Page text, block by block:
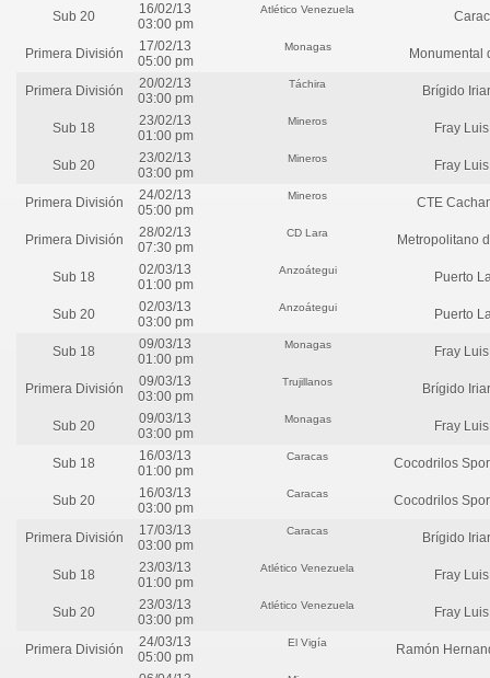
Sub 20
16/02/13
03:00 pm
Atlético Venezuela
Primera División
17/02/13
05:00 pm
Monagas Monumental
Primera División
20/02/13
03:00 pm
Táchira Brígido
Sub 18
23/02/13
01:00 pm
Mineros Fray
Sub 20
23/02/13
03:00 pm
Mineros Fray
Primera División
24/02/13
05:00 pm
Mineros CTE
Primera División
28/02/13
07:30 pm
CD Lara Metropolitano
Sub 18
02/03/13
01:00 pm
Anzoátegui Puerto
Sub 20
02/03/13
03:00 pm
Anzoátegui Puerto
Sub 18
09/03/13
01:00 pm
Monagas Fray
Primera División
09/03/13
03:00 pm
Trujillanos Brígido
Sub 20
09/03/13
03:00 pm
Monagas Fray
Sub 18
16/03/13
01:00 pm
Caracas Cocodrilos
Sub 20
16/03/13
03:00 pm
Caracas Cocodrilos
Primera División
17/03/13
03:00 pm
Caracas Brígido
Sub 18
23/03/13
01:00 pm
Atlético Venezuela Fray
Sub 20
23/03/13
03:00 pm
Atlético Venezuela Fray
Primera División
24/03/13
05:00 pm
El Vigía
Ramón